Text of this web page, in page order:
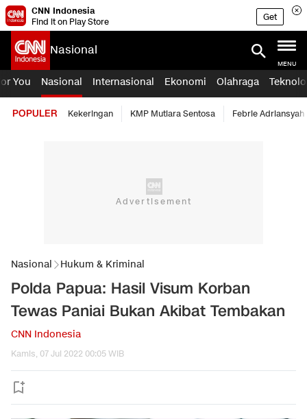
CNN Indonesia
Find it on Play Store
Get
Nasional
MENU
You Nasional Internasional Ekonomi Olahraga
POPULER Kekeringan KMP Mutiara Sentosa Febrie Adriansyah
Nasional Hukum & Kriminal
Polda Papua: Hasil Visum Korban
Tewas Paniai Bukan Akibat Tembakan
CNN Indonesia
Kamis, 07 Jul 2022 00:05 WIB